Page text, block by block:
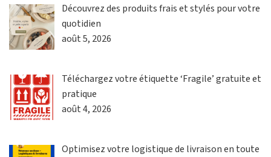
Découvrez des produits frais et stylés pour votre
quotidien
août 5, 2026
Téléchargez votre étiquette ‘Fragile’ gratuite et
pratique
août 4, 2026
Optimisez votre logistique de livraison en toute